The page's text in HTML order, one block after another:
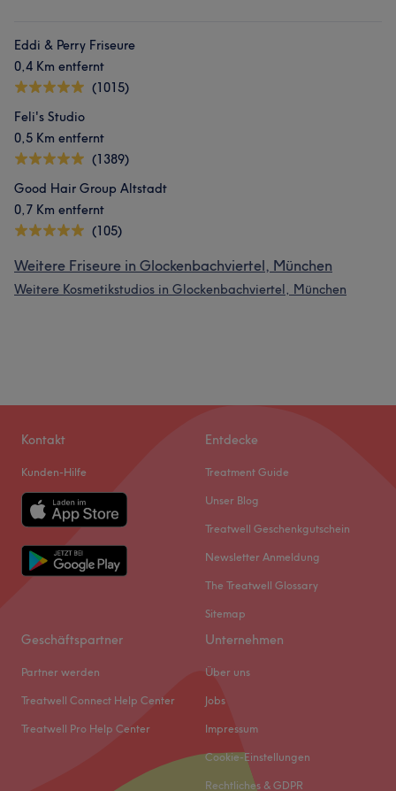
Was unsere Kunden über Rodrigues sagen
Professionell 15 Freundlich 10 Talentiert 9
Eddi & Perry Friseure
0,4 Km entfernt
(1015)
Feli's Studio
0,5 Km entfernt
(1389)
Good Hair Group Altstadt
0,7 Km entfernt
(105)
Weitere Friseure in Glockenbachviertel, München
Weitere Kosmetikstudios in Glockenbachviertel, München
Kontakt
Kunden-Hilfe
Entdecke
Treatment Guide
Unser Blog
Treatwell Geschenkgutschein
Newsletter Anmeldung
The Treatwell Glossary
Sitemap
Geschäftspartner
Partner werden
Treatwell Connect Help Center
Treatwell Pro Help Center
Unternehmen
Über uns
Jobs
Impressum
Cookie-Einstellungen
Rechtliches & GDPR